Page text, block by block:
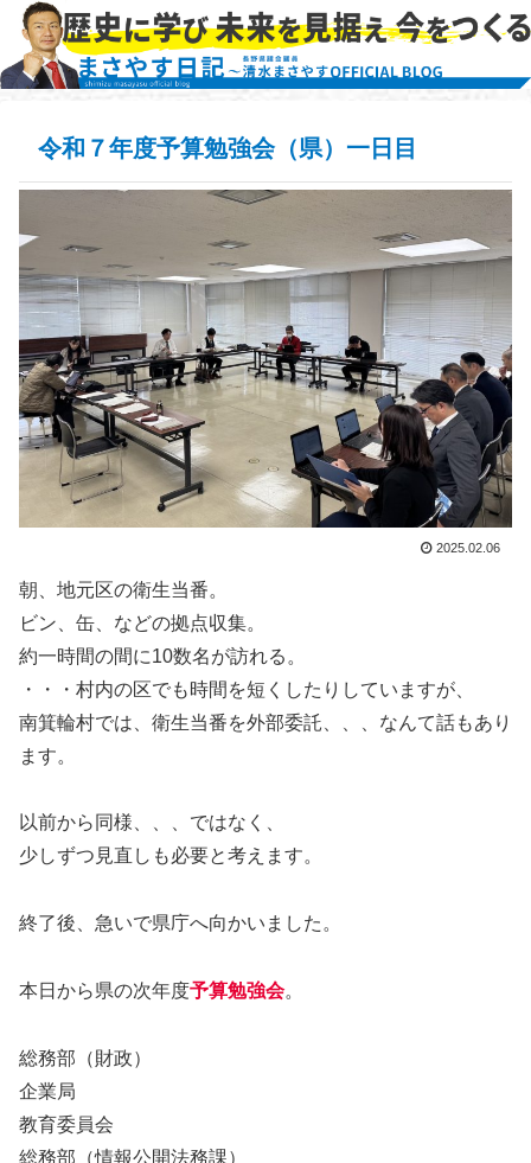
令和７年度予算勉強会（県）一日目
2025.02.06
朝、地元区の衛生当番。
ビン、缶、などの拠点収集。
約一時間の間に10数名が訪れる。
・・・村内の区でも時間を短くしたりしていますが、
南箕輪村では、衛生当番を外部委託、、、なんて話もあり
ます。
以前から同様、、、ではなく、
少しずつ見直しも必要と考えます。
終了後、急いで県庁へ向かいました。
本日から県の次年度予算勉強会。
総務部（財政）
企業局
教育委員会
総務部（情報公開法務課）